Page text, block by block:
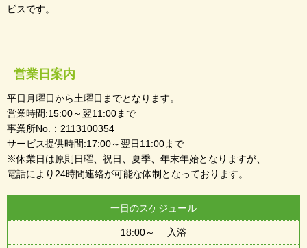
ビスです。
営業日案内
平日月曜日から土曜日までとなります。
営業時間:15:00～翌11:00まで
事業所No.：2113100354
サービス提供時間:17:00～翌日11:00まで
※休業日は原則日曜、祝日、夏季、年末年始となりますが、
電話により24時間連絡が可能な体制となっております。
一日のスケジュール
18:00～ 入浴